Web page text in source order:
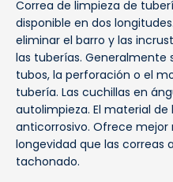
Correa de limpieza de
disponible en dos
eliminar el barro y las
las tuberías. Generalmente
tubos, la perforación o el
tubería. Las cuchillas en
autolimpieza. El material
anticorrosivo. Ofrece mejor
longevidad que las correas
tachonado.